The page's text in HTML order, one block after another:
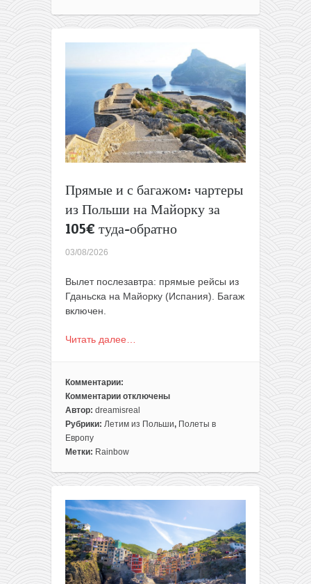
Амстердам
19€
сторону!
(и
другие
маршруты)
Прямые и с багажом: чартеры
из Польши на Майорку за
105€ туда-обратно
03/08/2026
Вылет послезавтра: прямые рейсы из
Гданьска на Майорку (Испания). Багаж
включен.
Читать далее…
Комментарии:
Комментарии
к
записи
Прямые
и
из
Польши
на
Майорку
за
105€
отключены
Автор: dreamisreal
Рубрики: Летим из Польши, Полеты в
Европу
Метки: Rainbow